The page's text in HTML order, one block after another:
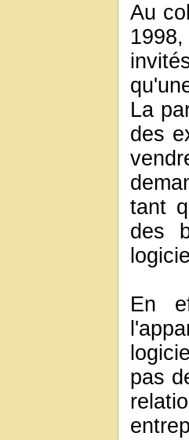
Au
La
des
tant
des
En
pas